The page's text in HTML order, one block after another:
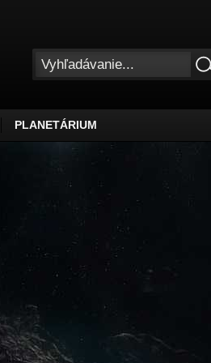
PLANETÁRIUM